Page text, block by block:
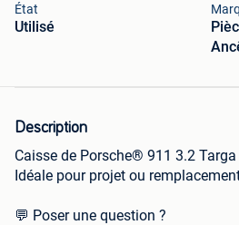
État
Utilisé
Description
Caisse de Porsche® 911 3.2
Idéale pour projet ou
💬 Poser une question ?